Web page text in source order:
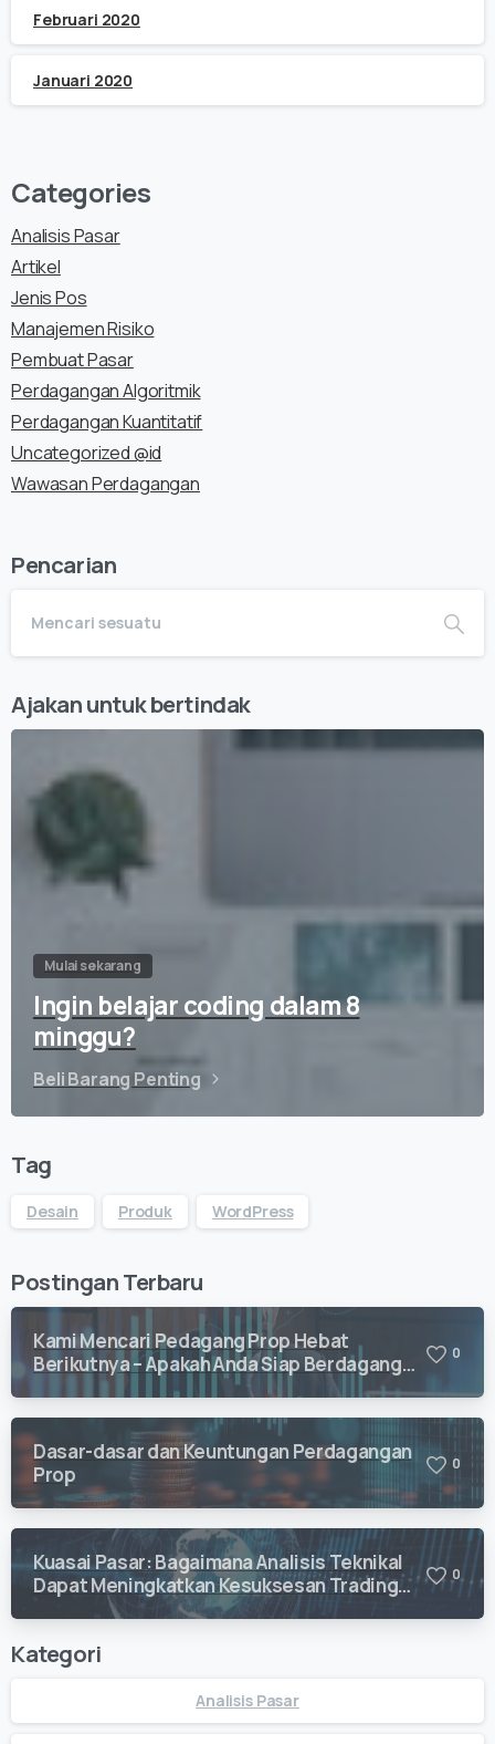
Februari 2020
Januari 2020
Categories
Analisis Pasar
Artikel
Jenis Pos
Manajemen Risiko
Pembuat Pasar
Perdagangan Algoritmik
Perdagangan Kuantitatif
Uncategorized @id
Wawasan Perdagangan
Pencarian
Ajakan untuk bertindak
Mulai sekarang
Ingin belajar coding dalam 8
minggu?
Beli Barang Penting
Tag
Desain Produk WordPress
Postingan Terbaru
Kami Mencari Pedagang Prop Hebat
Berikutnya – Apakah Anda Siap Berdagang
dengan Vision Quant?
0
Dasar-dasar dan Keuntungan Perdagangan
Prop
0
Kuasai Pasar: Bagaimana Analisis Teknikal
Dapat Meningkatkan Kesuksesan Trading
0
Kategori
Analisis Pasar